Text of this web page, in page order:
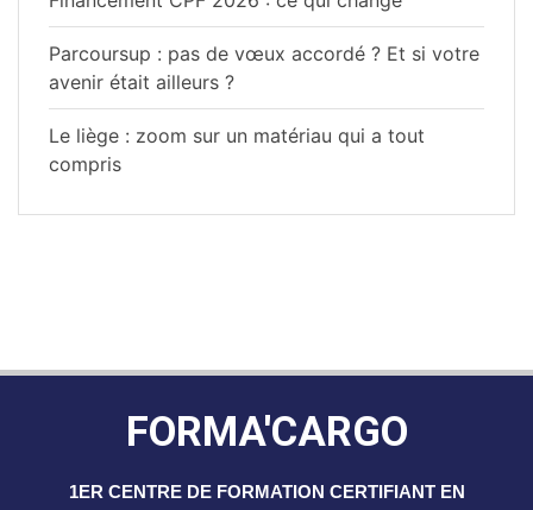
Parcoursup : pas de vœux accordé ? Et si votre
avenir était ailleurs ?
Le liège : zoom sur un matériau qui a tout
compris
FORMA'CARGO
1ER CENTRE DE FORMATION CERTIFIANT EN